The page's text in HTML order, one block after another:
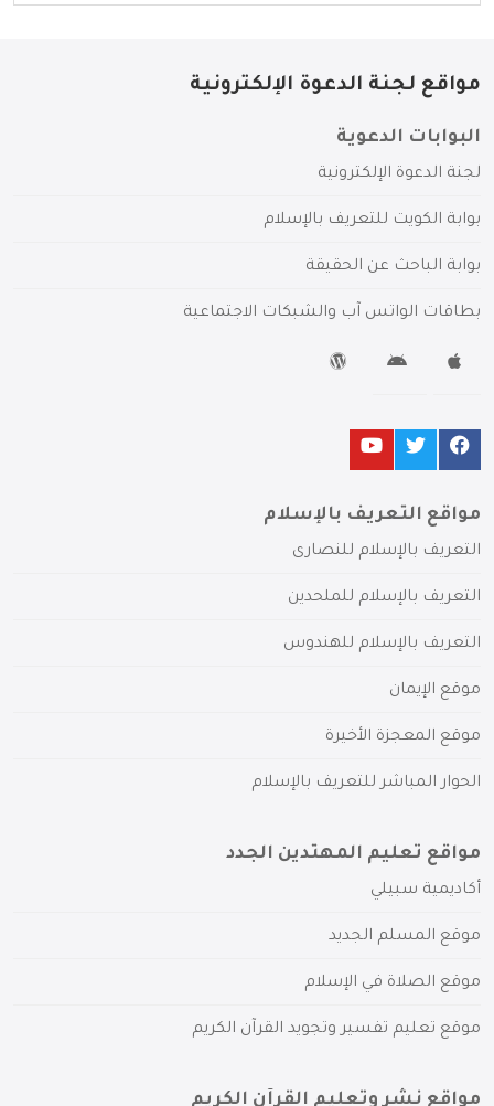
مواقع لجنة الدعوة الإلكترونية
البوابات الدعوية
لجنة الدعوة الإلكترونية
بوابة الكويت للتعريف بالإسلام
بوابة الباحث عن الحقيقة
بطاقات الواتس آب والشبكات الاجتماعية
مواقع التعريف بالإسلام
التعريف بالإسلام للنصارى
التعريف بالإسلام للملحدين
التعريف بالإسلام للهندوس
موقع الإيمان
موقع المعجزة الأخيرة
الحوار المباشر للتعريف بالإسلام
مواقع تعليم المهتدين الجدد
أكاديمية سبيلي
موقع المسلم الجديد
موقع الصلاة في الإسلام
موقع تعليم تفسير وتجويد القرآن الكريم
مواقع نشر وتعليم القرآن الكريم